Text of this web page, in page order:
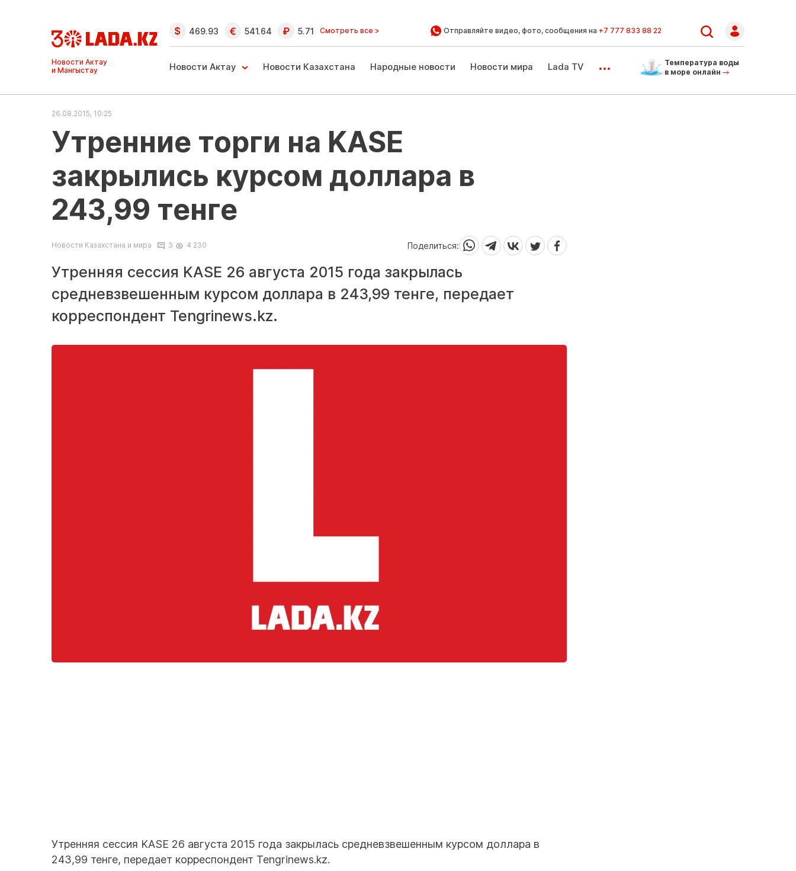
Ақтау және
Манғыстау
жаңалықтары
469.93 541.64 5.71 Смотреть все > Отправляйте видео, фото, сообщения на +7 777 833 88 22
Новости Актау Новости Казахстана Народные новости Новости мира Lada TV ...
Температура воды
в море онлайн
26.08.2015, 10:25
Утренние торги на KASE
закрылись курсом доллара в
243,99 тенге
Новости Казахстана и мира 3 4 230 Поделиться:
Утренняя сессия KASE 26 августа 2015 года закрылась
средневзвешенным курсом доллара в 243,99 тенге, передает
корреспондент Tengrinews.kz.
Утренняя сессия KASE 26 августа 2015 года закрылась средневзвешенным курсом доллара в
243,99 тенге, передает корреспондент Tengrinews.kz.